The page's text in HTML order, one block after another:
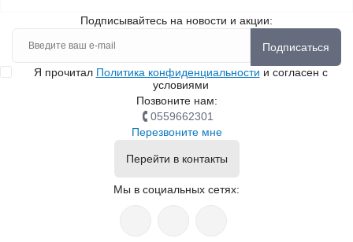
Подписывайтесь на новости и акции:
Подписаться
Я прочитал Политика конфиденциальности и согласен с
условиями
Позвоните нам:
0559662301
Перезвоните мне
Перейти в контакты
Мы в социальных сетях: